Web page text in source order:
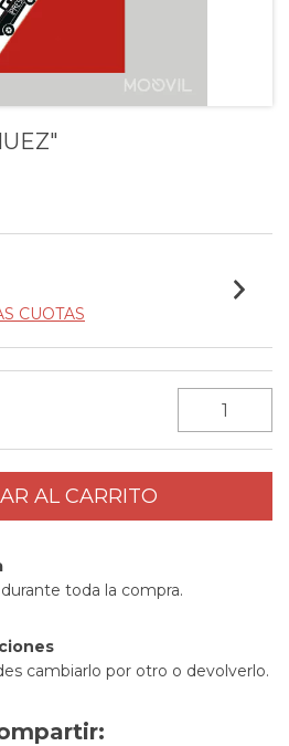
CUOTAS
toda la compra.
cambiarlo por otro o devolverlo.